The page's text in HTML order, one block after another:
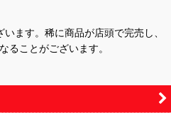
ます。稀に商品が店頭で完売し、
ることがございます。